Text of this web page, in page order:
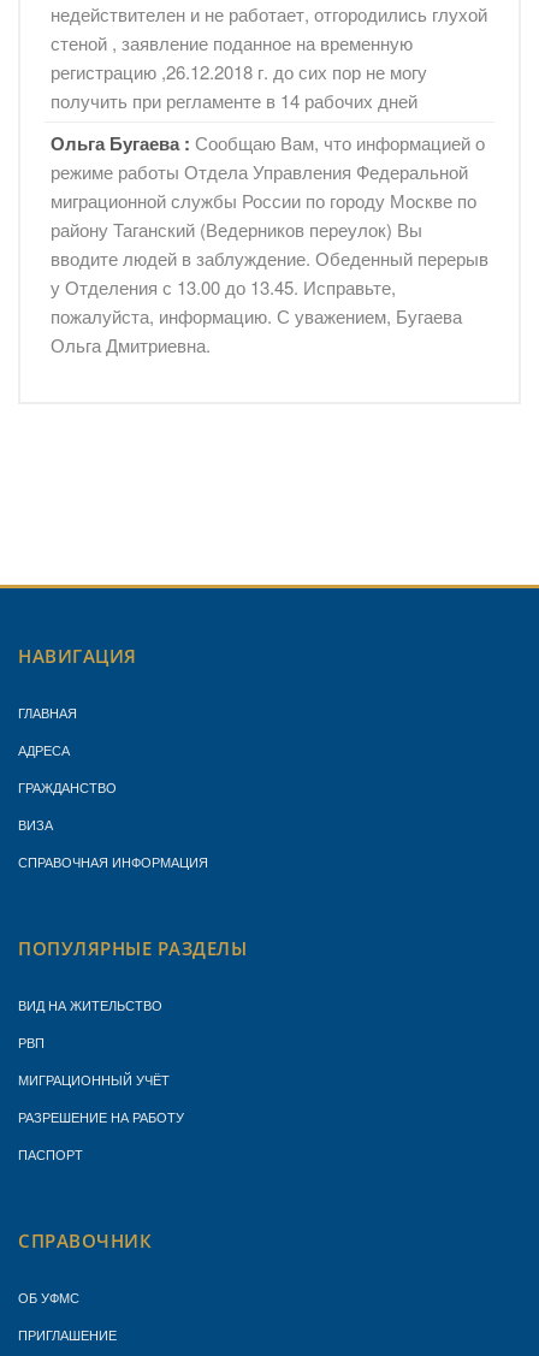
недействителен и не работает, отгородились глухой
стеной , заявление поданное на временную
регистрацию ,26.12.2018 г. до сих пор не могу
получить при регламенте в 14 рабочих дней
Ольга Бугаева : Сообщаю Вам, что информацией о
режиме работы Отдела Управления Федеральной
миграционной службы России по городу Москве по
району Таганский (Ведерников переулок) Вы
вводите людей в заблуждение. Обеденный перерыв
у Отделения с 13.00 до 13.45. Исправьте,
пожалуйста, информацию. С уважением, Бугаева
Ольга Дмитриевна.
НАВИГАЦИЯ
ГЛАВНАЯ
АДРЕСА
ГРАЖДАНСТВО
ВИЗА
СПРАВОЧНАЯ ИНФОРМАЦИЯ
ПОПУЛЯРНЫЕ РАЗДЕЛЫ
ВИД НА ЖИТЕЛЬСТВО
РВП
МИГРАЦИОННЫЙ УЧЁТ
РАЗРЕШЕНИЕ НА РАБОТУ
ПАСПОРТ
СПРАВОЧНИК
ОБ УФМС
ПРИГЛАШЕНИЕ